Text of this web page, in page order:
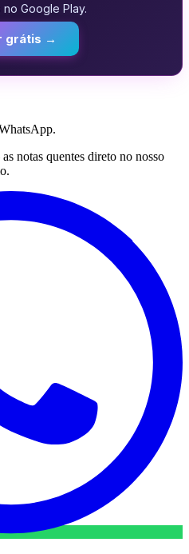
Google Play.
grátis →
notas quentes direto no nosso